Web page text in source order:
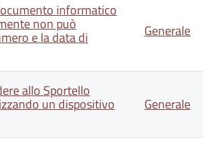
informatico
non può
e la data di Generale
allo Sportello
un dispositivo Generale